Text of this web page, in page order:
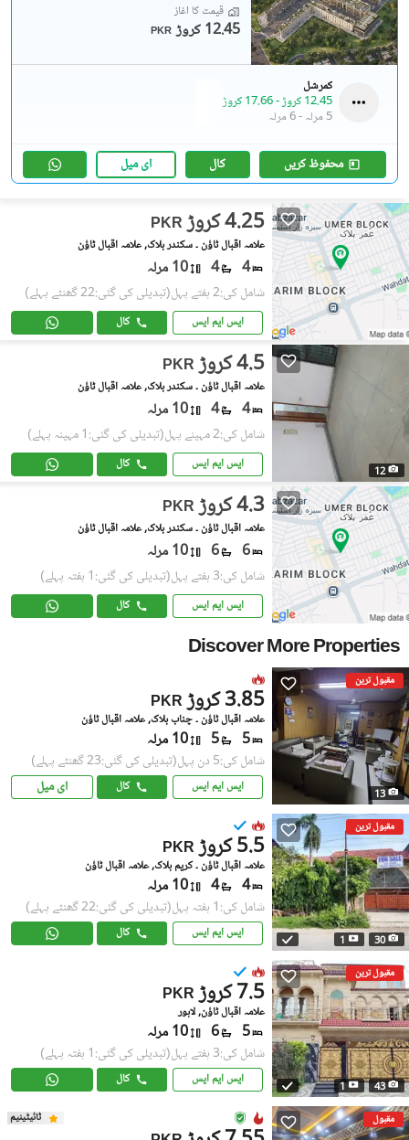
قیمت کا آغاز
PKR 12.45 کروڑ
کمرشل
12.45 کروڑ
-17.66 کروڑ
5 مرلہ
-6 مرلہ
محفوظ کریں کال ای میل
PKR 4.25 کروڑ
علامہ اقبال ٹاؤن ۔ سکندر بلاک, علامہ اقبال ٹاؤن
4
4 10 مرلہ
شامل کی:2 ہفتے پہل (تبدیلی کی گئی:22 گھنٹے پہلے)
ایس ایم ایس کال
12
PKR 4.5 کروڑ
علامہ اقبال ٹاؤن ۔ سکندر بلاک, علامہ اقبال ٹاؤن
4
4 10 مرلہ
شامل کی:2 مہینے پہل (تبدیلی کی گئی:1 مہینہ پہلے)
ایس ایم ایس کال
PKR 4.3 کروڑ
علامہ اقبال ٹاؤن ۔ سکندر بلاک, علامہ اقبال ٹاؤن
6
6 10 مرلہ
شامل کی:3 ہفتے پہل (تبدیلی کی گئی:1 ہفتہ پہلے)
ایس ایم ایس کال
Discover More Properties
مقبول ترین
13
PKR 3.85 کروڑ
علامہ اقبال ٹاؤن ۔ چناب بلاک, علامہ اقبال ٹاؤن
5
5 10 مرلہ
شامل کی:5 دن پہل (تبدیلی کی گئی:23 گھنٹے پہلے)
ایس ایم ایس کال ای میل
مقبول ترین
30
1
PKR 5.5 کروڑ
علامہ اقبال ٹاؤن ۔ کریم بلاک, علامہ اقبال ٹاؤن
4
4 10 مرلہ
شامل کی:1 ہفتہ پہل (تبدیلی کی گئی:22 گھنٹے پہلے)
ایس ایم ایس کال
مقبول ترین
43
1
PKR 7.5 کروڑ
علامہ اقبال ٹاؤن, لاہور
5
6 10 مرلہ
شامل کی:3 ہفتے پہل (تبدیلی کی گئی:1 ہفتہ پہلے)
ایس ایم ایس کال
مقبول ٹائیٹینیم